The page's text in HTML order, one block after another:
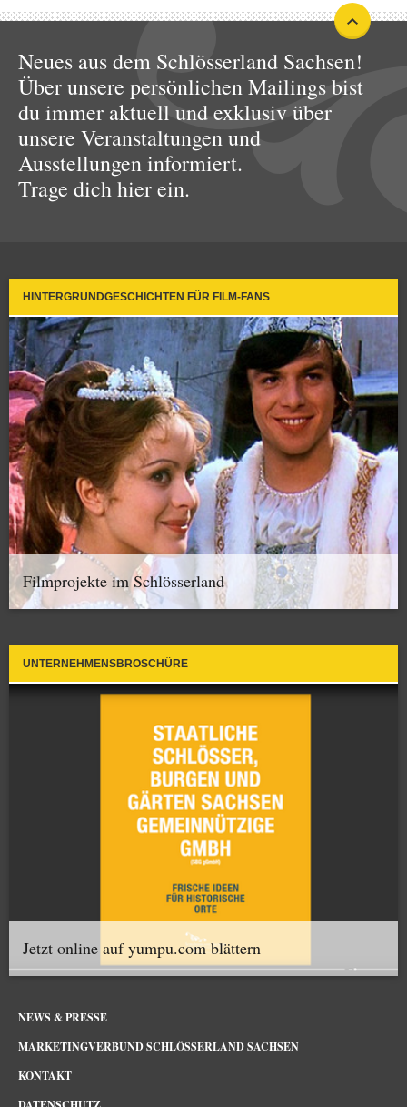
Neues aus dem Schlösserland Sachsen!
Über unsere persönlichen Mailings bist
du immer aktuell und exklusiv über
unsere Veranstaltungen und
Ausstellungen informiert.
Trage dich hier ein.
HINTERGRUNDGESCHICHTEN FÜR FILM-FANS
Filmprojekte im Schlösserland
UNTERNEHMENSBROSCHÜRE
Jetzt online auf yumpu.com blättern
NEWS & PRESSE
MARKETINGVERBUND SCHLÖSSERLAND SACHSEN
KONTAKT